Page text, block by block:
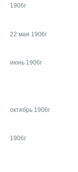
1906г
22 мая 1906г
июнь 1906г
октябрь 1906г
1906г